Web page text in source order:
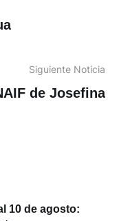
Siguiente Noticia
de Josefina
10 de agosto: